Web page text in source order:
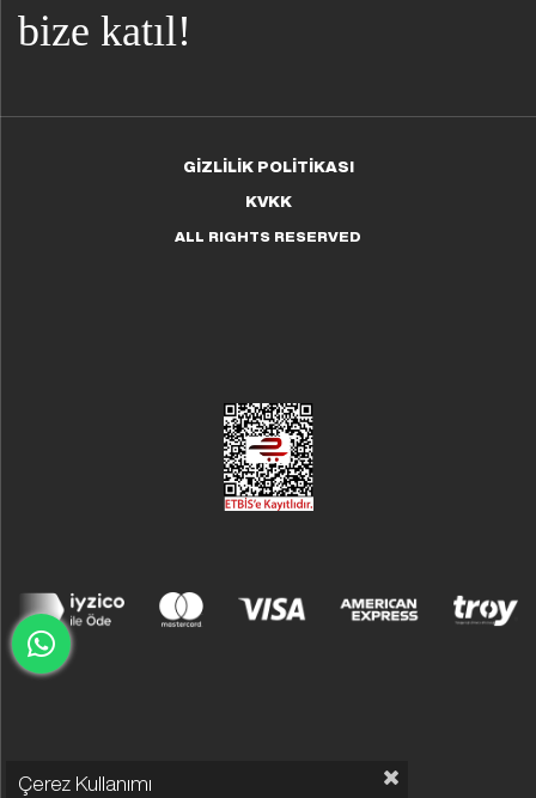
bize katıl!
GİZLİLİK POLİTİKASI
KVKK
ALL RIGHTS RESERVED
Çerez Kullanımı